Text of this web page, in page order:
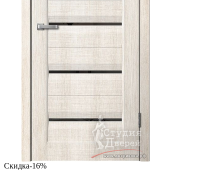
Скидка-16%